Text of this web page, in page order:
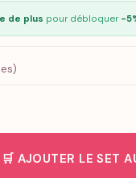
de plus pour débloquer -
🛒 AJOUTER LE SET